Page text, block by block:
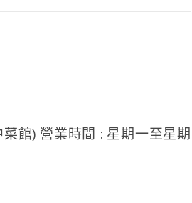
館) 營業時間 : 星期一至星期